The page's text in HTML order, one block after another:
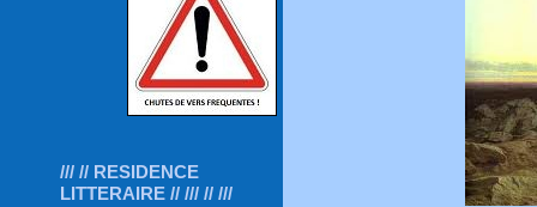
/// // RESIDENCE
LITTERAIRE // /// // ///